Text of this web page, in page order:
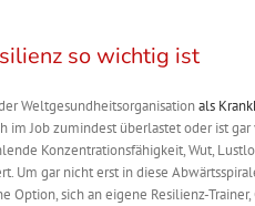
so wichtig ist
Weltgesundheitsorganisationals
im Job zumindest überlastet oder ist
Konzentrationsfähigkeit, Wut,
gar nicht erst in diese
Option, sich an eigene Resilienz-